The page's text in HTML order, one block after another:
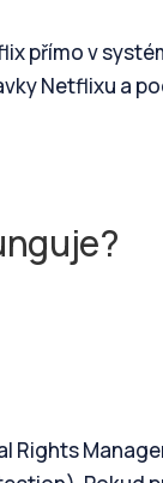
přímo v
Netflixu a
Rights